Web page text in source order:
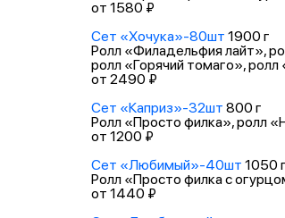
от 1580 ₽
Сет «Хочука»-80шт 1900 г
Ролл «Филадельфия лайт»,
ролл «Горячий томаго», ролл
от 2490 ₽
Сет «Каприз»-32шт 800 г
Ролл «Просто филка», ролл
от 1200 ₽
Сет «Любимый»-40шт 1050 г
Ролл «Просто филка с
от 1440 ₽